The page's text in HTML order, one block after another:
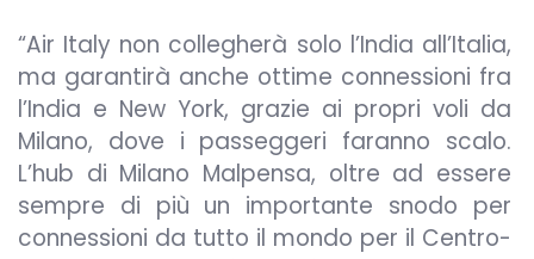
“Air Italy non collegherà solo l’India all’Italia,
ma garantirà anche ottime connessioni fra
l’India e New York, grazie ai propri voli da
Milano, dove i passeggeri faranno scalo.
L’hub di Milano Malpensa, oltre ad essere
sempre di più un importante snodo per
connessioni da tutto il mondo per il Centro-